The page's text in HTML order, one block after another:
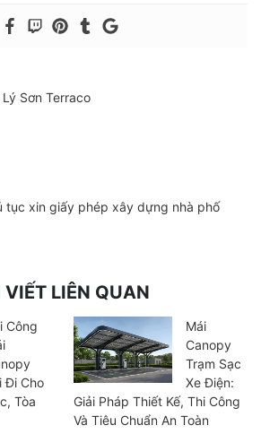
Sơn Terraco
tục xin giấy phép xây dựng nhà phố
VIẾT LIÊN QUAN
Công
Đi Cho
Tòa
Mái
Canopy
Trạm Sạc
Xe Điện:
Giải Pháp Thiết Kế, Thi Công
Và Tiêu Chuẩn An Toàn